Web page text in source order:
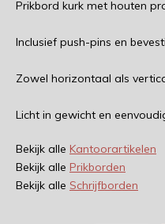
Prikbord kurk met houten
Inclusief push-pins en
Zowel horizontaal als
Licht in gewicht en
Bekijk alle Kantoorartikelen
Bekijk alle Prikborden
Bekijk alle Schrijfborden